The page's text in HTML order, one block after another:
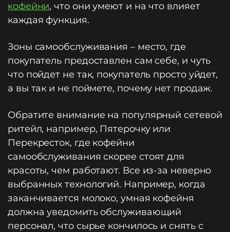
кофейни, что они умеют и на что влияет
каждая функция.
Зоны самообслуживания – место, где
покупатель предоставлен сам себе, и чуть
что пойдет не так, покупатель просто уйдет,
а вы так и не поймете, почему нет продаж.
Обратите внимание на популярный сетевой
ритейл, например, Пятерочку или
Перекресток, где кофейни
самообслуживания скорее стоят для
красоты, чем работают. Все из-за неверно
выбранных технологий. Например, когда
заканчивается молоко, умная кофейня
должна уведомить обслуживающий
персонал, что сырье кончилось и снять с